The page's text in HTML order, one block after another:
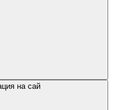
на сай